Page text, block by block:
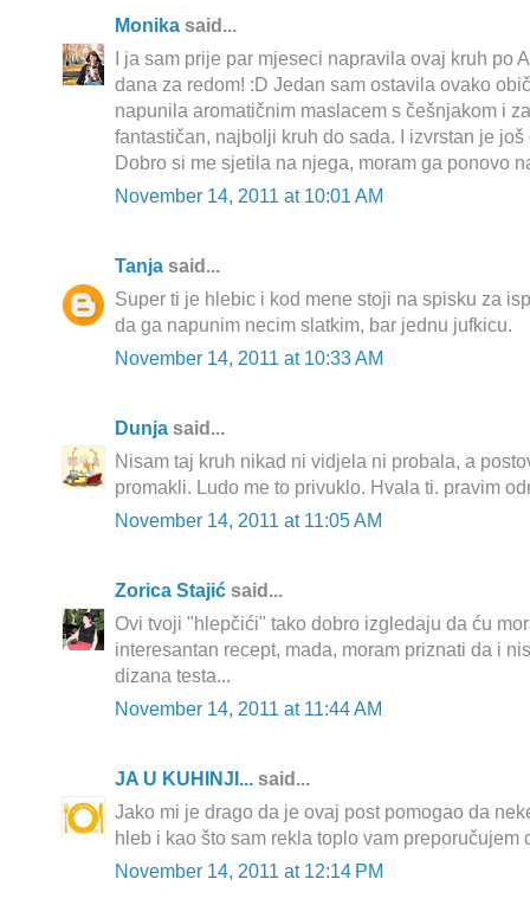
Monika said...
I ja sam prije par mjeseci napravila ovaj kruh po
dana za redom! :D Jedan sam ostavila ovako
napunila aromatičnim maslacem s češnjakom i
fantastičan, najbolji kruh do sada. I izvrstan je
Dobro si me sjetila na njega, moram ga ponovo
November 14, 2011 at 10:01 AM
Tanja said...
Super ti je hlebic i kod mene stoji na spisku za
da ga napunim necim slatkim, bar jednu jufkicu.
November 14, 2011 at 10:33 AM
Dunja said...
Nisam taj kruh nikad ni vidjela ni probala, a
promakli. Ludo me to privuklo. Hvala ti. pravim
November 14, 2011 at 11:05 AM
Zorica Stajić said...
Ovi tvoji "hlepčići" tako dobro izgledaju da ću
interesantan recept, mada, moram priznati da i
dizana testa...
November 14, 2011 at 11:44 AM
JA U KUHINJI... said...
Jako mi je drago da je ovaj post pomogao da
hleb i kao što sam rekla toplo vam preporučujem
November 14, 2011 at 12:14 PM